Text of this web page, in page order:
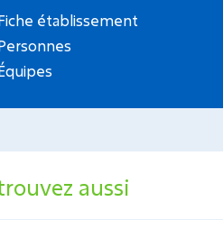
établissement
aussi